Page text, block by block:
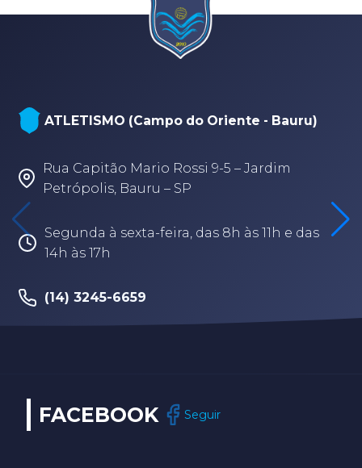
NATAÇÃO, PARANATAÇÃO E POLO
AQUÁTICO (Arena - sede Bauru)
Rua Fabio Geraldo, 2-12 – Jardim Terra
Branca – Bauru/SP
Segunda à sexta-feira, das 8h às 17h30
FACEBOOK Seguir